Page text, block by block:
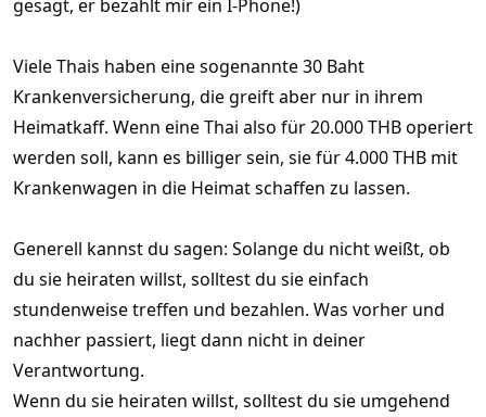
gesagt, er bezahlt mir ein I-Phone!)
Viele Thais haben eine sogenannte 30 Baht
Krankenversicherung, die greift aber nur in ihrem
Heimatkaff. Wenn eine Thai also für 20.000 THB operiert
werden soll, kann es billiger sein, sie für 4.000 THB mit
Krankenwagen in die Heimat schaffen zu lassen.
Generell kannst du sagen: Solange du nicht weißt, ob
du sie heiraten willst, solltest du sie einfach
stundenweise treffen und bezahlen. Was vorher und
nachher passiert, liegt dann nicht in deiner
Verantwortung.
Wenn du sie heiraten willst, solltest du sie umgehend